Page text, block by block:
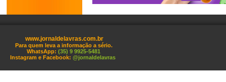
www.jornaldelavras.com.br
Para quem leva a informação a sério.
WhatsApp: (35) 9 9925-5481
Instagram e Facebook: @jornaldelavras